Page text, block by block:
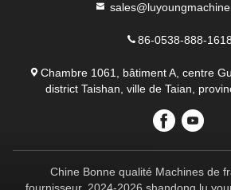
86-0538-888-1618
Chambre 1061, bâtiment A, centre
district Taishan, ville de Taian,
Chine Bonne qualité Machines de